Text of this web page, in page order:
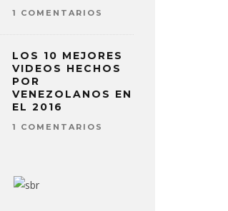
1 COMENTARIOS
LOS 10 MEJORES
VIDEOS HECHOS
POR
VENEZOLANOS EN
EL 2016
1 COMENTARIOS